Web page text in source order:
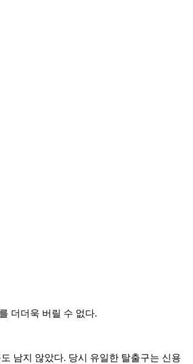
더더욱 버릴 수 없다.
남지 않았다. 당시 유일한 탈출구는 신용